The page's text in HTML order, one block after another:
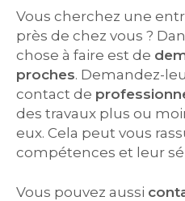
Vous cherchez une
près de chez vous ?
chose à faire est de
proches. Demandez-
contact de
des travaux plus ou
eux. Cela peut vous
compétences et leur
Vous pouvez aussi